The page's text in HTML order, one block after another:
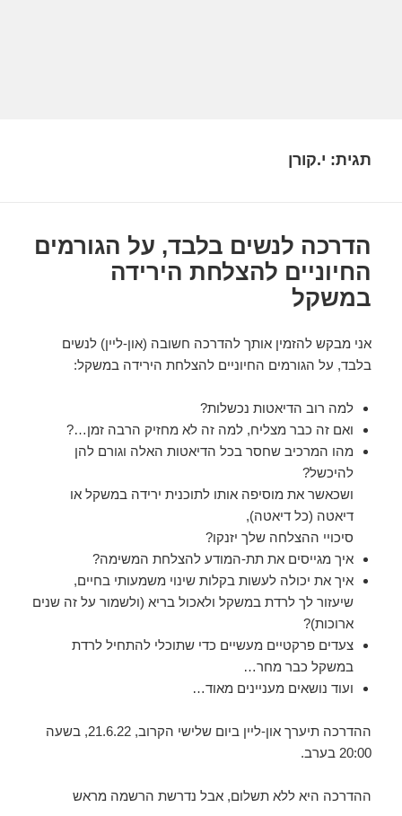
תגית: י.קורן
הדרכה לנשים בלבד, על הגורמים
החיוניים להצלחת הירידה
במשקל
אני מבקש להזמין אותך להדרכה חשובה (און-ליין) לנשים
בלבד, על הגורמים החיוניים להצלחת הירידה במשקל:
למה רוב הדיאטות נכשלות?
ואם זה כבר מצליח, למה זה לא מחזיק הרבה זמן…?
מהו המרכיב שחסר בכל הדיאטות האלה וגורם להן
להיכשל?
ושכאשר את מוסיפה אותו לתוכנית ירידה במשקל או
דיאטה (כל דיאטה),
סיכויי ההצלחה שלך יזנקו?
איך מגייסים את תת-המודע להצלחת המשימה?
איך את יכולה לעשות בקלות שינוי משמעותי בחיים,
שיעזור לך לרדת במשקל ולאכול בריא (ולשמור על זה שנים
ארוכות)?
צעדים פרקטיים מעשיים כדי שתוכלי להתחיל לרדת
במשקל כבר מחר…
ועוד נושאים מעניינים מאוד…
ההדרכה תיערך און-ליין ביום שלישי הקרוב, 21.6.22, בשעה
20:00 בערב.
ההדרכה היא ללא תשלום, אבל נדרשת הרשמה מראש